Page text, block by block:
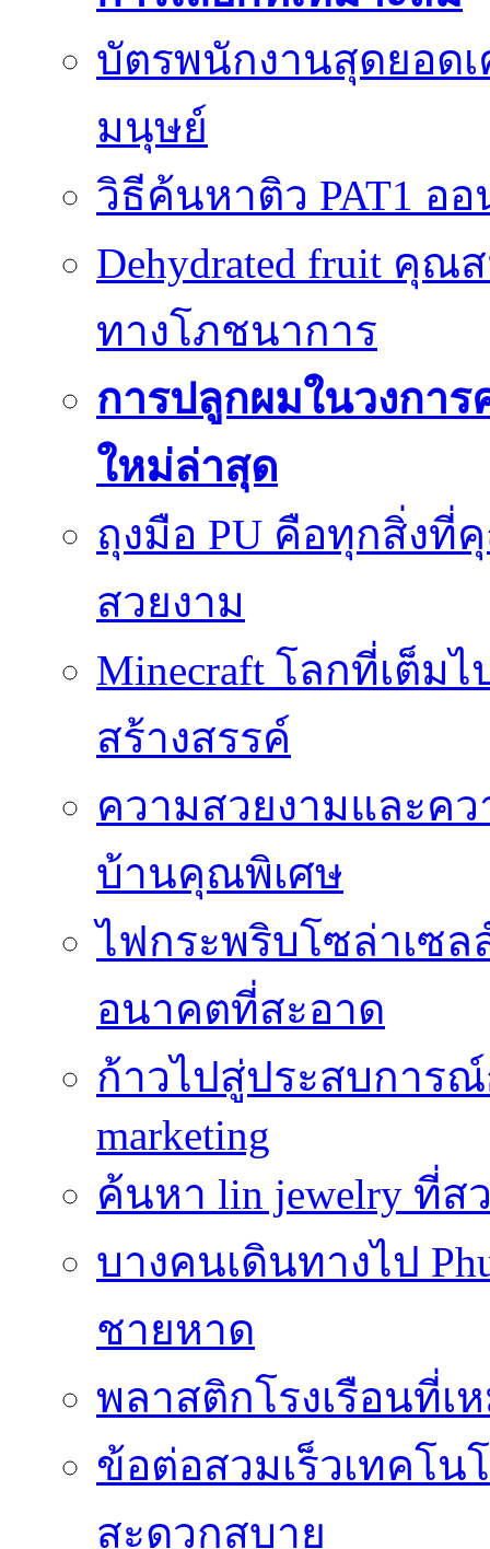
บัตรพนักงานสุดยอด
มนุษย์
วิธีค้นหาติว PAT1 อ
Dehydrated fruit คุ
ทางโภชนาการ
การปลูกผมในวงกา
ใหม่ล่าสุด
ถุงมือ PU คือทุกสิ่งที่
สวยงาม
Minecraft โลกที่เต็ม
สร้างสรรค์
ความสวยงามและค
บ้านคุณพิเศษ
ไฟกระพริบโซล่าเซ
อนาคตที่สะอาด
ก้าวไปสู่ประสบการ
marketing
ค้นหา lin jewelry ที่
บางคนเดินทางไป
ชายหาด
พลาสติกโรงเรือนที่เ
ข้อต่อสวมเร็วเทคโน
สะดวกสบาย